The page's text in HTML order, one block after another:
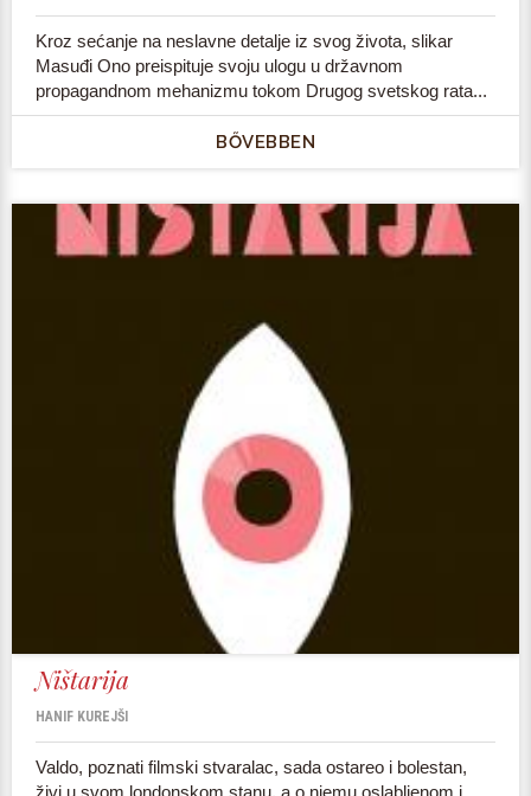
Kroz sećanje na neslavne detalje iz svog života, slikar
Masuđi Ono preispituje svoju ulogu u državnom
propagandnom mehanizmu tokom Drugog svetskog rata...
BŐVEBBEN
Ništarija
HANIF KUREJŠI
Valdo, poznati filmski stvaralac, sada ostareo i bolestan,
živi u svom londonskom stanu, a o njemu oslabljenom i